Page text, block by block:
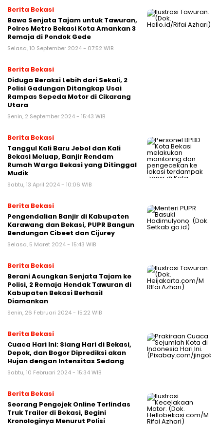
Berita Bekasi
Bawa Senjata Tajam untuk Tawuran,
Polres Metro Bekasi Kota Amankan 3
Remaja di Pondok Gede
Selasa, 10 September 2024 - 07:52 WIB
Berita Bekasi
Diduga Beraksi Lebih dari Sekali, 2
Polisi Gadungan Ditangkap Usai
Rampas Sepeda Motor di Cikarang
Utara
Senin, 2 September 2024 - 15:43 WIB
Berita Bekasi
Tanggul Kali Baru Jebol dan Kali
Bekasi Meluap, Banjir Rendam
Rumah Warga Bekasi yang Ditinggal
Mudik
Sabtu, 13 April 2024 - 10:06 WIB
Berita Bekasi
Pengendalian Banjir di Kabupaten
Karawang dan Bekasi, PUPR Bangun
Bendungan Cibeet dan Cijurey
Selasa, 5 Maret 2024 - 15:43 WIB
Berita Bekasi
Berani Acungkan Senjata Tajam ke
Polisi, 2 Remaja Hendak Tawuran di
Kabupaten Bekasi Berhasil
Diamankan
Senin, 26 Februari 2024 - 15:22 WIB
Berita Bekasi
Cuaca Hari Ini: Siang Hari di Bekasi,
Depok, dan Bogor Diprediksi akan
Hujan dengan Intensitas Sedang
Sabtu, 10 Februari 2024 - 15:34 WIB
Berita Bekasi
Seorang Pengojek Online Terlindas
Truk Trailer di Bekasi, Begini
Kronologinya Menurut Polisi